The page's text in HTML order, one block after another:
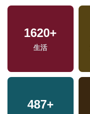
1620+
生活
487+
1+
兩岸藝苑天地
248+